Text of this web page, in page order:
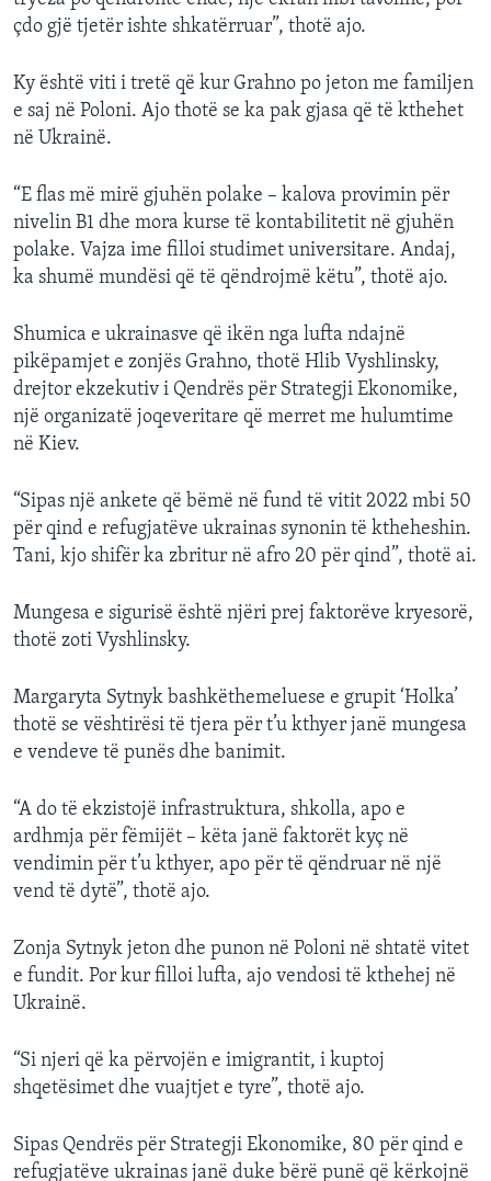
çdo gjë tjetër ishte shkatërruar”, thotë ajo.
Ky është viti i tretë që kur Grahno po jeton me familjen
e saj në Poloni. Ajo thotë se ka pak gjasa që të kthehet
në Ukrainë.
“E flas më mirë gjuhën polake – kalova provimin për
nivelin B1 dhe mora kurse të kontabilitetit në gjuhën
polake. Vajza ime filloi studimet universitare. Andaj,
ka shumë mundësi që të qëndrojmë këtu”, thotë ajo.
Shumica e ukrainasve që ikën nga lufta ndajnë
pikëpamjet e zonjës Grahno, thotë Hlib Vyshlinsky,
drejtor ekzekutiv i Qendrës për Strategji Ekonomike,
një organizatë joqeveritare që merret me hulumtime
në Kiev.
“Sipas një ankete që bëmë në fund të vitit 2022 mbi 50
për qind e refugjatëve ukrainas synonin të ktheheshin.
Tani, kjo shifër ka zbritur në afro 20 për qind”, thotë ai.
Mungesa e sigurisë është njëri prej faktorëve kryesorë,
thotë zoti Vyshlinsky.
Margaryta Sytnyk bashkëthemeluese e grupit ‘Holka’
thotë se vështirësi të tjera për t’u kthyer janë mungesa
e vendeve të punës dhe banimit.
“A do të ekzistojë infrastruktura, shkolla, apo e
ardhmja për fëmijët – këta janë faktorët kyç në
vendimin për t’u kthyer, apo për të qëndruar në një
vend të dytë”, thotë ajo.
Zonja Sytnyk jeton dhe punon në Poloni në shtatë vitet
e fundit. Por kur filloi lufta, ajo vendosi të kthehej në
Ukrainë.
“Si njeri që ka përvojën e imigrantit, i kuptoj
shqetësimet dhe vuajtjet e tyre”, thotë ajo.
Sipas Qendrës për Strategji Ekonomike, 80 për qind e
refugjatëve ukrainas janë duke bërë punë që kërkojnë